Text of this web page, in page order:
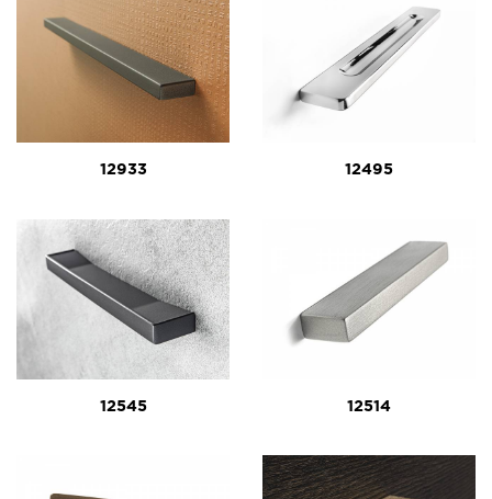
12933 12495
12545 12514